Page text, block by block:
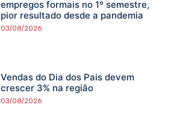
empregos formais no 1º semestre,
pior resultado desde a pandemia
03/08/2026
Vendas do Dia dos Pais devem
crescer 3% na região
03/08/2026